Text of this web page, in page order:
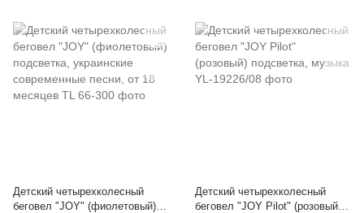
Детский четырехколесный
беговел "JOY" (фиолетовый)
Детский четырехколесный
беговел "JOY Pilot" (розовый)